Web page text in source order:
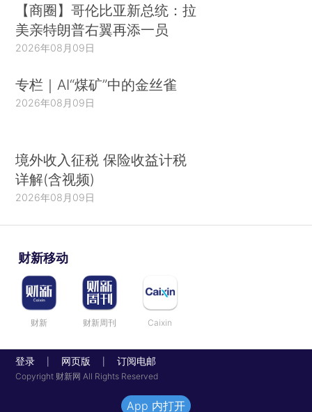
【商圈】哥伦比亚新总统：拉
美亲特朗普右翼再添一员
2026年08月09日
专栏｜AI“煤矿”中的金丝雀
2026年08月09日
境外收入征税 保险收益计税
详解(含视频)
2026年08月09日
财新移动
财新 财新周刊 Caixin
登录 网页版 订阅电邮
Copyright 财新网 All Rights Reserved
App 内打开